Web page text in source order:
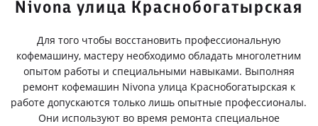
Nivona улица Краснобогатырская
Для того чтобы восстановить профессиональную
кофемашину, мастеру необходимо обладать многолетним
опытом работы и специальными навыками. Выполняя
ремонт кофемашин Nivona улица Краснобогатырская к
работе допускаются только лишь опытные профессионалы.
Они используют во время ремонта специальное